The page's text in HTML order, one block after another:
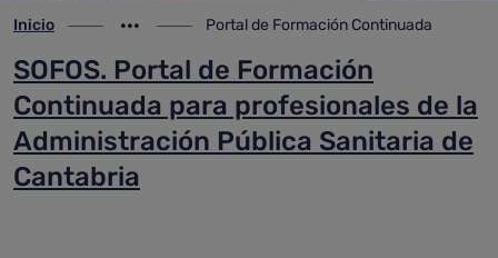
ir-a inicio
Inicio
Mostrar opciones del camino de migas
ir-a Portal de Formación Continuada
Portal de Formación Continuada
SOFOS. Portal de Formación
Continuada para profesionales de la
Administración Pública Sanitaria de
Cantabria